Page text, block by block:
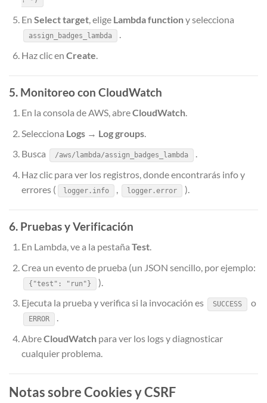
En Select target, elige Lambda functiony selecciona
assign_badges_lambda
.
Haz clic en Create
5. Monitoreo con CloudWatch
En la consola de AWS, abreCloudWatch.
Selecciona Logs→ Log groups.
Busca
/aws/lambda/assign_badges_lambda
.
Haz clic para ver los registros, donde encontrarás info y
errores (
logger.info , logger.error ).
6. Pruebas y Verificación
En Lambda, ve a la pestaña Test.
Crea un evento de prueba (un JSON sencillo, por ejemplo:
{"test": "run"}
).
Ejecuta la prueba y verifica si la invocación es
SUCCESS o
ERROR
.
AbreCloudWatchpara ver los logs y diagnosticar
cualquier problema.
Notas sobre Cookies y CSRF